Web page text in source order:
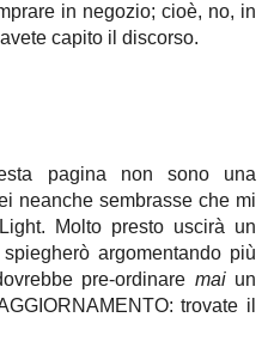
in negozio; cioè, no, in
capito il discorso.
pagina non sono una
neanche sembrasse che mi
Molto presto uscirà un
argomentando più
pre-ordinare maiun
trovate il